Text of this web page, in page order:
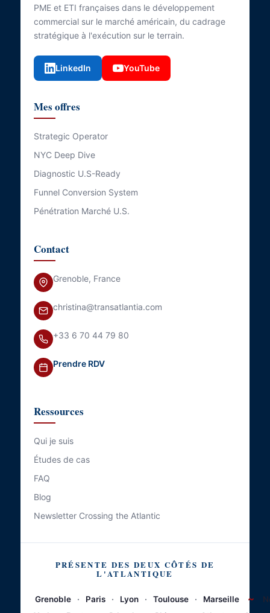
PME et ETI françaises dans le développement
commercial sur le marché américain, du cadrage
stratégique à l'exécution sur le terrain.
LinkedIn YouTube
Mes offres
Strategic Operator
NYC Deep Dive
Diagnostic U.S-Ready
Funnel Conversion System
Pénétration Marché U.S.
Contact
Grenoble, France
christina@transatlantia.com
+33 6 70 44 79 80
Prendre RDV
Ressources
Qui je suis
Études de cas
FAQ
Blog
Newsletter Crossing the Atlantic
PRÉSENTE DES DEUX CÔTÉS DE
L'ATLANTIQUE
Grenoble · Paris · Lyon · Toulouse · Marseille ~